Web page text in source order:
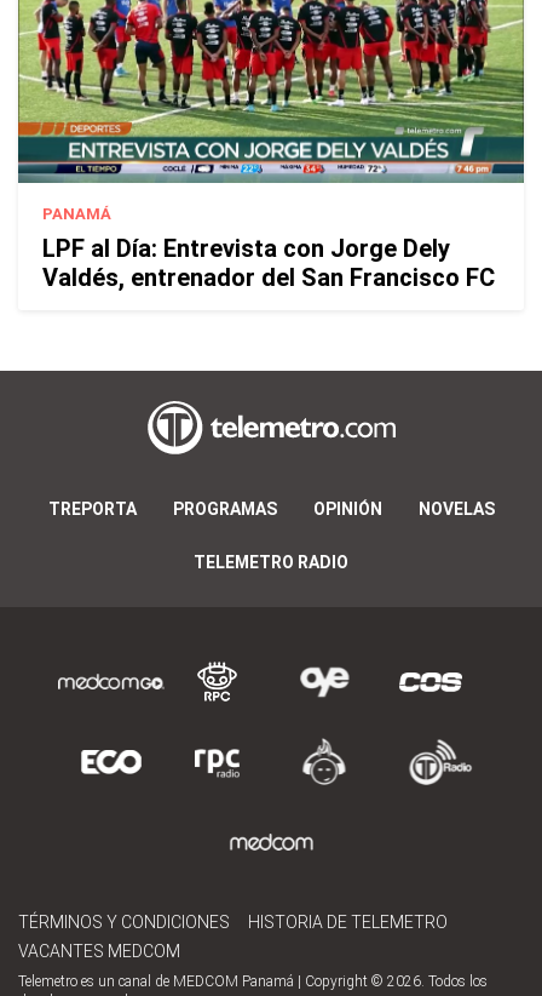
PANAMÁ
LPF al Día: Entrevista con Jorge Dely
Valdés, entrenador del San Francisco FC
TREPORTA PROGRAMAS OPINIÓN NOVELAS
TELEMETRO RADIO
TÉRMINOS Y CONDICIONES
HISTORIA DE TELEMETRO
VACANTES MEDCOM
Telemetro es un canal de MEDCOM Panamá | Copyright © 2026. Todos los